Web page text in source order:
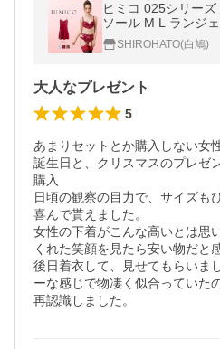
ヒミコ 025シリー
ソール M L ランジ
SHIROHATO(白鳩)
大人なプレゼント
5
あまりセットとか購入しない女
誕生日と、クリスマスのプレゼ
購入
日頃の観察の目力で、サイズも
喜んで貰えました。
女性の下着がこんな高いとは思
くれた笑顔を見たら安い物だと
後日着衣して、見せてもらいま
ーな感じで物凄く似合っていた
再認識しました。